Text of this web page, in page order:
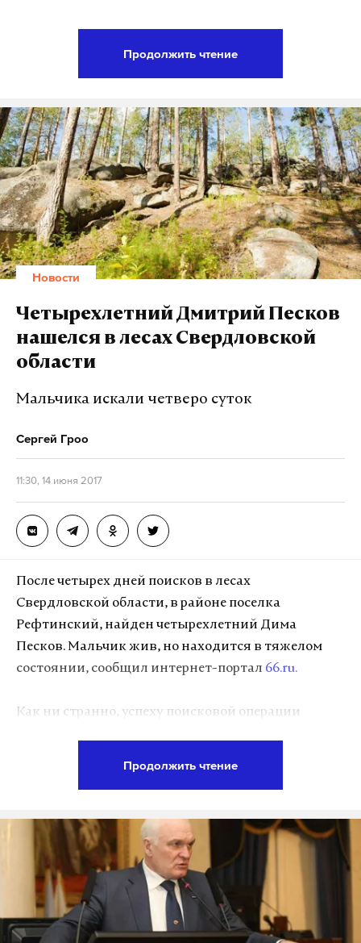
гражданской одежде», —сообщилапресс-служба
МВД.
По факту произошедшего ведется проверка.
Подпишитесь на Daily Storm вMAX. Он
работает там, где тормозит интернет.
А еще мы есть вTelegram,ДзениVK.
Макс Telegram
Дзен
Фото: © GLOBAL LOOK press/Sergey Kovalev
Продолжить чтение
Новости
Четырехлетний Дмитрий Песков
нашелся в лесах Свердловской
области
Мальчика искали четверо суток
Сергей Гроо
11:30, 14 июня 2017
После четырех дней поисков в лесах
Свердловской области, в районе поселка
Рефтинский, найден четырехлетний Дима
Песков. Мальчик жив, но находится в тяжелом
состоянии, сообщил интернет-портал 66.ru.
Как ни странно, успеху поисковой операции
«По предварительной информации, ребенка
обнаружили в районе ЛЭП, примерно в 10
километрах от места пропажи. Сейчас ребенка на
руках выносят из леса, он будет осмотрен
медиками, после чего будет госпитализирован в
Продолжить чтение